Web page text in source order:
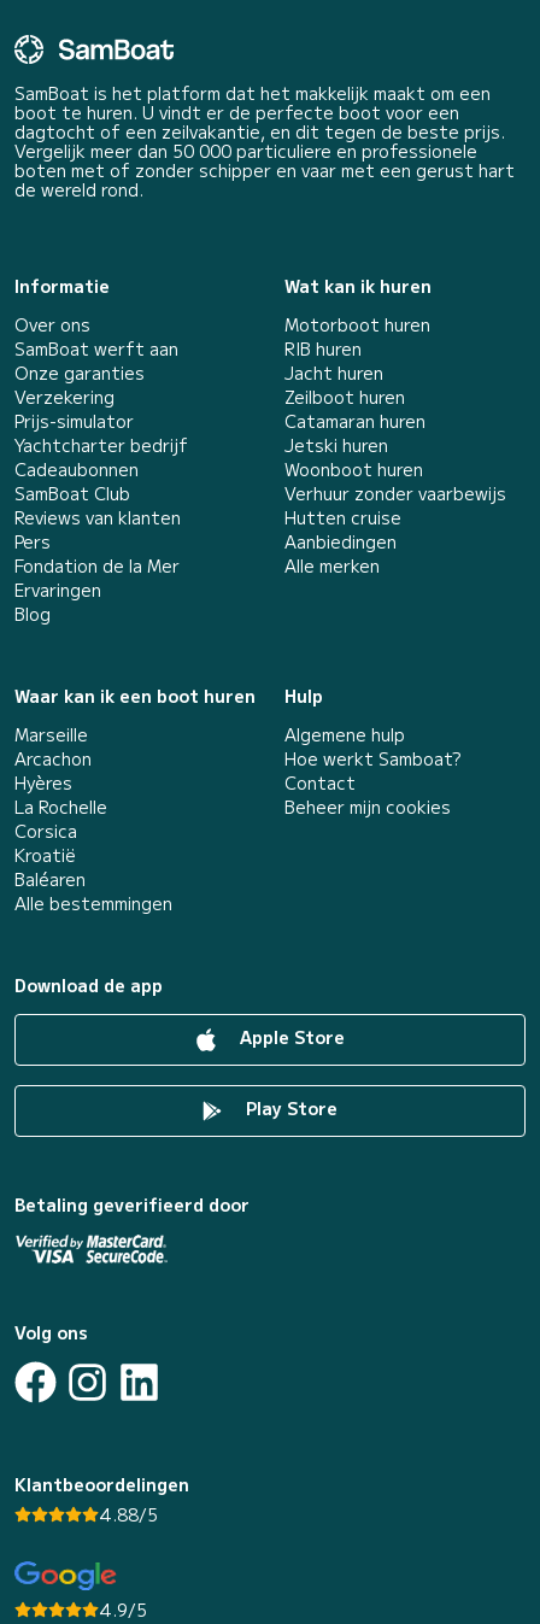
SamBoat is het platform dat het makkelijk maakt om een
boot te huren. U vindt er de perfecte boot voor een
dagtocht of een zeilvakantie, en dit tegen de beste prijs.
Vergelijk meer dan 50 000 particuliere en professionele
boten met of zonder schipper en vaar met een gerust hart
de wereld rond.
Informatie
Over ons
SamBoat werft aan
Onze garanties
Verzekering
Prijs-simulator
Yachtcharter bedrijf
Cadeaubonnen
SamBoat Club
Reviews van klanten
Pers
Fondation de la Mer
Ervaringen
Blog
Wat kan ik huren
Motorboot huren
RIB huren
Jacht huren
Zeilboot huren
Catamaran huren
Jetski huren
Woonboot huren
Verhuur zonder vaarbewijs
Hutten cruise
Aanbiedingen
Alle merken
Waar kan ik een boot huren
Marseille
Arcachon
Hyères
La Rochelle
Corsica
Kroatië
Baléaren
Alle bestemmingen
Hulp
Algemene hulp
Hoe werkt Samboat?
Contact
Beheer mijn cookies
Download de app
Apple Store
Play Store
Betaling geverifieerd door
Volg ons
Klantbeoordelingen
4.88/5
4.9/5